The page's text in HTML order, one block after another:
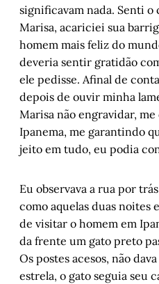
significavam nada. Senti o
Marisa, acariciei sua
homem mais feliz do
deveria sentir gratidão
ele pedisse. Afinal de
depois de ouvir minha
Marisa não engravidar,
Ipanema, me garantindo
jeito em tudo, eu podia
Eu observava a rua por
como aquelas duas noites
de visitar o homem em
da frente um gato preto
Os postes acesos, não
estrela, o gato seguia seu